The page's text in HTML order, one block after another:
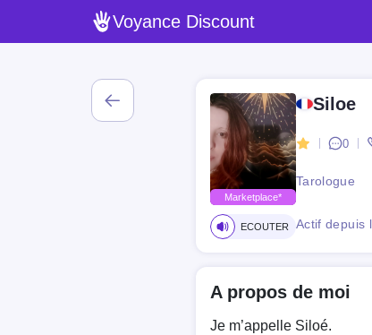
Voyance Discount
Marketplace*
ECOUTER
Siloe
0
Tarologue
Actif depuis
A propos de moi
Je m’appelle Siloé.